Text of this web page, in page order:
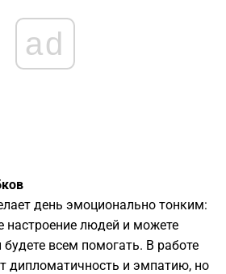
ad
день эмоционально тонким:
настроение людей и можете
будете всем помогать. В работе
дипломатичность и эмпатию, но